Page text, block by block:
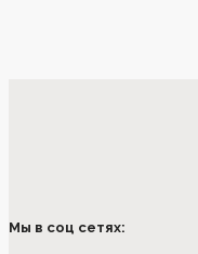
Мы в соц сетях: